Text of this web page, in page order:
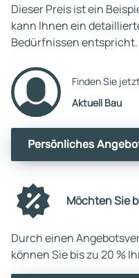
Dieser Preis ist ein
kann Ihnen ein
Bedürfnissen entspricht.
Finden Sie
Aktuell Bau
Persönliches
Möchten Sie
Durch einen
können Sie bis zu 20 %